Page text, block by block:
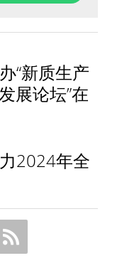
“新质生产
展论坛”在
2024年全